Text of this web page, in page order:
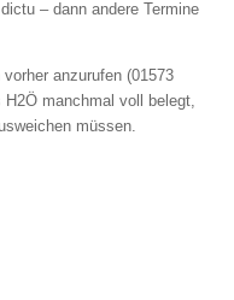
– dann andere Termine
anzurufen (01573
manchmal voll belegt,
müssen.